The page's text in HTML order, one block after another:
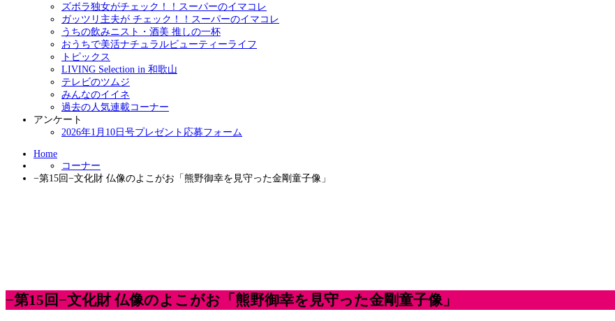
ズボラ独女がチェック！！スーパーのイマコレ
ガッツリ主夫が チェック！！スーパーのイマコレ
うちの飲みニスト・酒美 推しの一杯
おうちで美活ナチュラルビューティーライフ
トピックス
LIVING Selection in 和歌山
テレビのツムジ
みんなのイイネ
過去の人気連載コーナー
アンケート
2026年1月10日号プレゼント応募フォーム
Home
コーナー
−第15回−文化財 仏像のよこがお「熊野御幸を見守った金剛童子像」
−第15回−文化財 仏像のよこがお「熊野御幸を見守った金剛童子像」